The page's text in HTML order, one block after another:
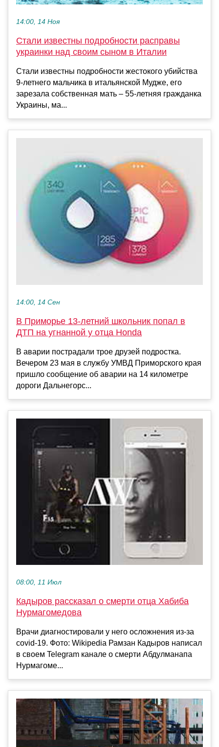
14:00, 14 Ноя
Стали известны подробности расправы
украинки над своим сыном в Италии
Стали известны подробности жестокого убийства
9-летнего мальчика в итальянской Мудже, его
зарезала собственная мать – 55-летняя гражданка
Украины, ма...
14:00, 14 Сен
В Приморье 13-летний школьник попал в
ДТП на угнанной у отца Honda
В аварии пострадали трое друзей подростка.
Вечером 23 мая в службу УМВД Приморского края
пришло сообщение об аварии на 14 километре
дороги Дальнегорс...
08:00, 11 Июл
Кадыров рассказал о смерти отца Хабиба
Нурмагомедова
Врачи диагностировали у него осложнения из-за
covid-19. Фото: Wikipedia Рамзан Кадыров написал
в своем Telegram канале о смерти Абдулманапа
Нурмагоме...